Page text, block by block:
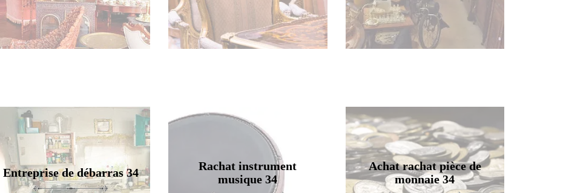
Entreprise de débarras 34
Rachat instrument
musique 34
Achat rachat pièce de
monnaie 34